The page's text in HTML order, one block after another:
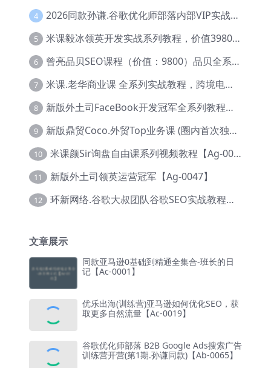
4 2026同款孙谦.谷歌优化师部落内部VIP实战教程|价值4999元全网独家解码（官方报名版本）【@034】
5 米课毅冰领英开发实战系列教程，价值3980，跨境必选【Ag-0049】
6 曾亮品贝SEO课程（价值：9800）品贝全系列教程 【Ab-0022】
7 米课.老华商业课 全系列实战教程，跨境电商必学，价值16900元【Ag-0053】
8 新版外土司FaceBook开发冠军全系列教程【Ab-0021】
9 新版鼎贸Coco.外贸Top业务课 (圈内首次独家解码|460节课)【Ag-0091】
10 米课颜Sir询盘自由课系列视频教程【Ag-0020】
11 新版外土司领英运营冠军【Ag-0047】
12 环新网络.谷歌大叔团队谷歌SEO实战教程【Ab-0024】
文章展示
同款亚马逊0基础到精通全集合-班长的日
记【Ac-0001】
优乐出海(训练营)亚马逊如何优化SEO，获
取更多自然流量【Ac-0019】
谷歌优化师部落 B2B Google Ads搜索广告
训练营开营(第1期.孙谦同款)【Ab-0065】